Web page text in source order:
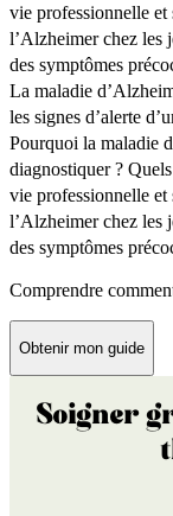
vie professionnelle et
l’Alzheimer chez les
des symptômes
La maladie
les signes d’alerte
Pourquoi la maladie
diagnostiquer ?
vie professionnelle et
l’Alzheimer chez les
des symptômes
Comprendre
Obtenir mon guide
Soigner